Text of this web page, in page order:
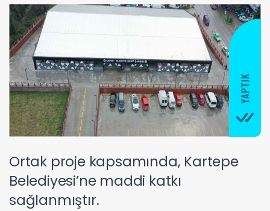
Ortak proje kapsamında, Kartepe
Belediyesi’ne maddi katkı
sağlanmıştır.